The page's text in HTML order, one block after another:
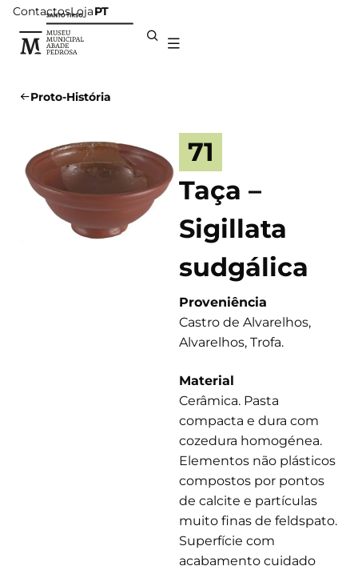
ContactosLojaPT
Proto-História
71
Taça –
Sigillata
sudgálica
Proveniência
Castro de Alvarelhos,
Alvarelhos, Trofa.
Material
Cerâmica. Pasta
compacta e dura com
cozedura homogénea.
Elementos não plásticos
compostos por pontos
de calcite e partículas
muito finas de feldspato.
Superfície com
acabamento cuidado